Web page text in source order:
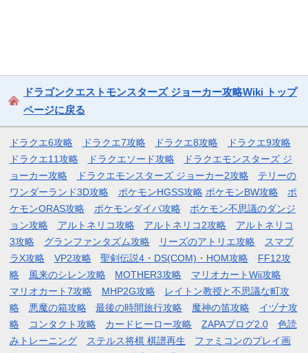
ドラゴンクエストモンスターズ ジョーカー攻略Wiki トップ
ページに戻る
ドラクエ6攻略 ドラクエ7攻略 ドラクエ8攻略
ドラクエ9攻略
ドラクエ11攻略
ドラクエソード攻略
ドラクエモンスターズ ジ
ョーカー攻略
ドラクエモンスターズ ジョーカー2攻略
テリーの
ワンダーランド3D攻略
ポケモンHGSS攻略 ポケモンBW攻略
ポ
ケモンORAS攻略
ポケモンダイパ攻略
ポケモン不思議のダンジ
ョン攻略
アルトネリコ攻略 アルトネリコ2攻略
アルトネリコ
3攻略
グランファンタズム攻略 リーズのアトリエ攻略
スマブ
ラX攻略
VP2攻略 聖剣伝説4・DS(COM)・HOM攻略
FF12攻
略
風来のシレン攻略 MOTHER3攻略
マリオカートWii攻略
マリオカート7攻略
MHP2G攻略
レイトン教授と不思議な町攻
略
悪魔の箱攻略 最後の時間旅行攻略 魔神の笛攻略
イヅナ攻
略
コンタクト攻略 カードヒーロー攻略 ZAPAブログ2.0
色読
みトレーニング
ステルス将棋 棋譜再生
ファミコンのプレイ画